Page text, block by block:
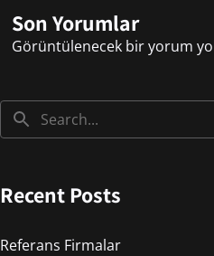
Son Yorumlar
Görüntülenecek bir yorum
Recent Posts
Referans Firmalar